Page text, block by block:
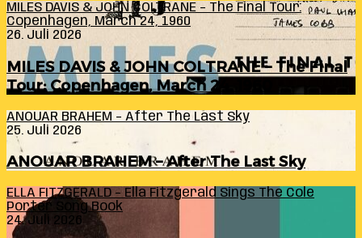
MILES DAVIS & JOHN COLTRANE – The Final Tour:
Copenhagen, March 24, 1960
26. Juli 2026
MILES DAVIS & JOHN COLTRANE – The Final
Tour: Copenhagen, March 24, 1960
ANOUAR BRAHEM – After The Last Sky
25. Juli 2026
ANOUAR BRAHEM – After The Last Sky
ELLA FITZGERALD – Ella Fitzgerald Sings The Cole
Porter Song Book
24. Juli 2026